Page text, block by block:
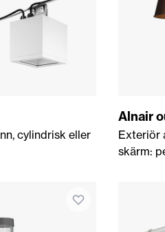
cylindrisk eller
Alnair
Exteriör
skärm: